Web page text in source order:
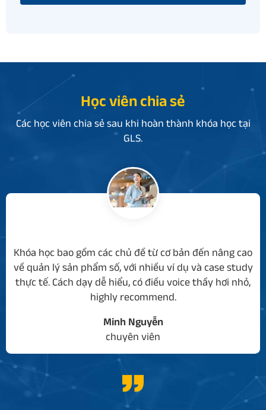
Học viên chia sẻ
Các học viên chia sẻ sau khi hoàn thành khóa học tại
GLS.
Khóa học bao gồm các chủ đề từ cơ bản đến nâng cao
về quản lý sản phẩm số, với nhiều ví dụ và case study
thực tế. Cách dạy dễ hiểu, có điều voice thầy hơi nhỏ,
highly recommend.
Minh Nguyễn
chuyên viên